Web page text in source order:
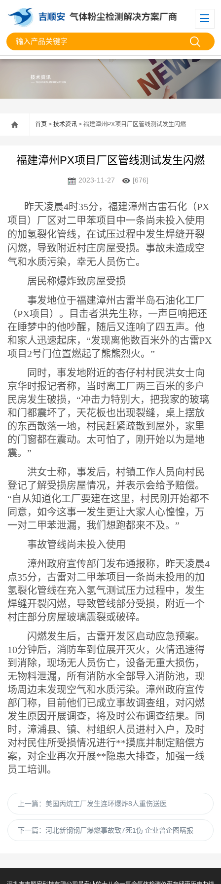
首页 > 技术资讯 > 福建漳州PX项目厂区管线测试发生闪燃
福建漳州PX项目厂区管线测试发生闪燃
2023-11-27 [676]
昨天凌晨4时35分， 福建漳州古雷石化（PX
项目）厂区对二甲苯项目中一条尚未投入使用
的加氢裂化管线，在试压过程中发生焊缝开裂
闪燃，导致附近村庄房屋受损。事故未造成空
气和水质污染，幸无人员伤亡。
居民称爆炸致房屋受损
事发地位于福建漳州古雷半岛石油化工厂
（PX项目）。目击者洪先生称，一声巨响把还
在睡梦中的他吵醒，随后又连响了四五声。他
和家人迅速起床，“发现离他数百米外的古雷PX
项目2号门位置燃起了熊熊烈火。”
同时，事发地附近的杏仔村村民洪女士向
京华时报记者称，当时离工厂两三百米的多户
民房发生破损，“冲击力特别大，把我家的玻璃
和门都震坏了，天花板也出现裂缝，桌上摆放
的东西散落一地，村民赶紧疏散到屋外，家里
的门窗都在震动。太可怕了，刚开始以为是地
震。”
洪女士称，事发后，村镇工作人员向村民
登记了解受损房屋情况，并表示会给予赔偿。
“自从知道化工厂要建在这里，村民刚开始都不
同意，如今这事一发生更让大家人心惶惶，万
一对二甲苯泄漏，我们想跑都来不及。”
事故管线尚未投入使用
漳州政府宣传部门发布通报称，昨天凌晨4
点35分，古雷对二甲苯项目一条尚未投用的加
氢裂化管线在充入氢气测试压力过程中，发生
焊缝开裂闪燃，导致管线部分受损，附近一个
村庄部分房屋玻璃震裂或破碎。
闪燃发生后，古雷开发区启动应急预案。
10分钟后，消防车到位展开灭火，火情迅速得
到消除，现场无人员伤亡，设备无重大损伤，
无物料泄漏，所有消防水全部导入消防池，现
场周边未发现空气和水质污染。漳州政府宣传
部门称，目前他们已成立事故调查组，对闪燃
发生原因开展调查，将及时公布调查结果。同
时，漳浦县、镇、村组织人员进村入户，及时
对村民住所受损情况进行**摸底并制定赔偿方
案，对企业再次开展**隐患大排查，加强一线
员工培训。
上一篇： 美国丙烷工厂发生连环爆炸8人重伤送医
下一篇： 河北新钢钢厂爆燃事故致7死1伤 企业曾企图瞒报